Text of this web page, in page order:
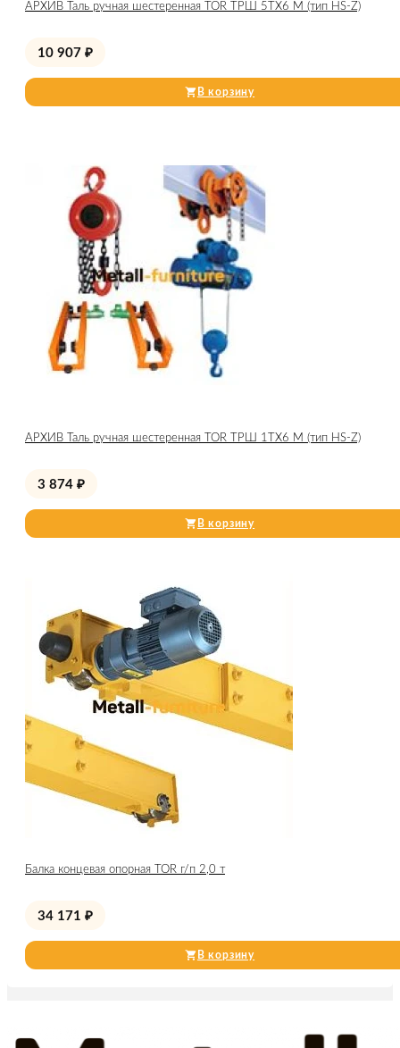
АРХИВ Таль ручная шестеренная TOR ТРШ 5ТХ6 М (тип HS-Z)
10 907 ₽
В корзину
АРХИВ Таль ручная шестеренная TOR ТРШ 1ТХ6 М (тип HS-Z)
3 874 ₽
В корзину
Балка концевая опорная TOR г/п 2,0 т
34 171 ₽
В корзину